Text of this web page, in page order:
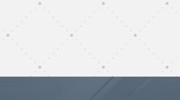
gebäudereinigung
subunternehmer München